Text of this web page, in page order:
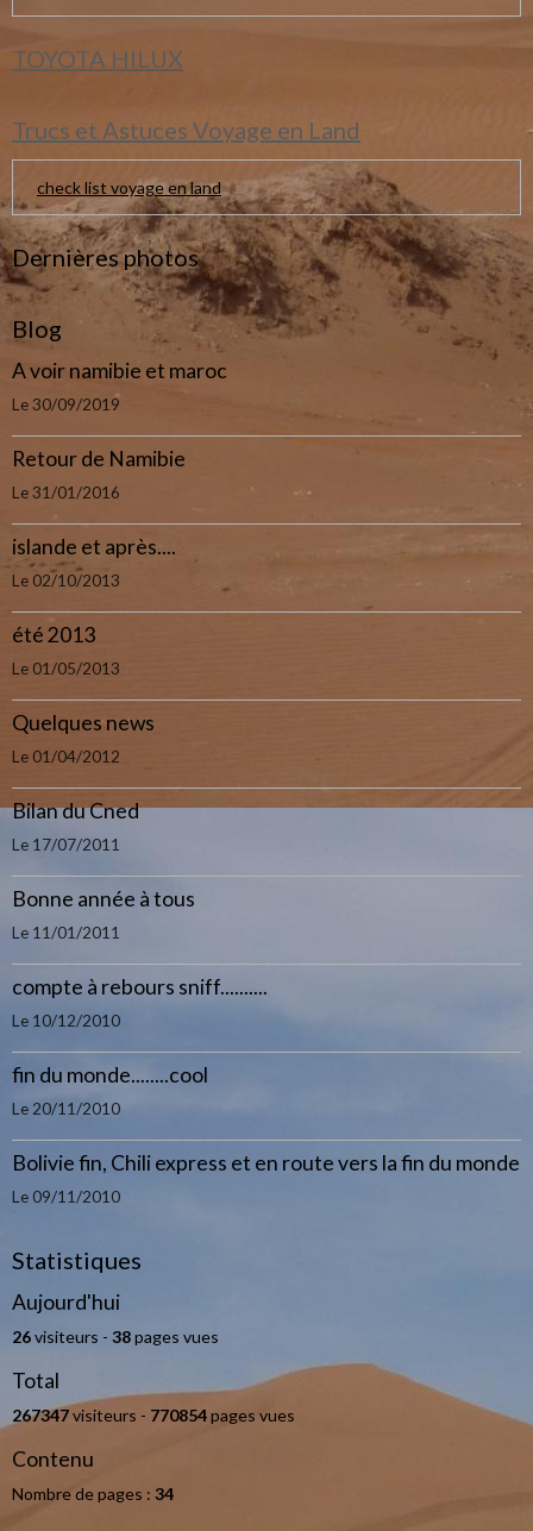
TOYOTA HILUX
Trucs et Astuces Voyage en Land
check list voyage en land
Dernières photos
Blog
A voir namibie et maroc
Le 30/09/2019
Retour de Namibie
Le 31/01/2016
islande et après....
Le 02/10/2013
été 2013
Le 01/05/2013
Quelques news
Le 01/04/2012
Bilan du Cned
Le 17/07/2011
Bonne année à tous
Le 11/01/2011
compte à rebours sniff..........
Le 10/12/2010
fin du monde........cool
Le 20/11/2010
Bolivie fin, Chili express et en route vers la fin du monde
Le 09/11/2010
Statistiques
Aujourd'hui
26visiteurs - 38pages vues
Total
267347visiteurs - 770854pages vues
Contenu
Nombre de pages : 34